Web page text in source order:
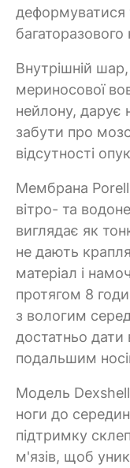
деформуватися
багаторазового
Внутрішній
мериносової
нейлону, дарує
забути про
відсутності
Мембрана
вітро- та
виглядає як
не дають
матеріал і
протягом 8
з вологим
достатньо
подальшим
Модель
ноги до
підтримку
м'язів, щоб